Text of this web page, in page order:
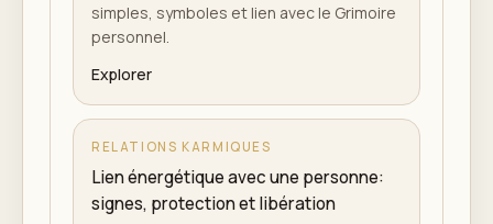
simples, symboles et lien avec le Grimoire
personnel.
Explorer
RELATIONS KARMIQUES
Lien énergétique avec une personne:
signes, protection et libération